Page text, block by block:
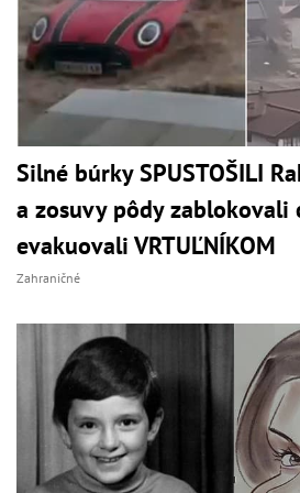
Silné búrky SPUSTOŠILI
a zosuvy pôdy zablokovali
evakuovali VRTUĽNÍKOM
Zahraničné